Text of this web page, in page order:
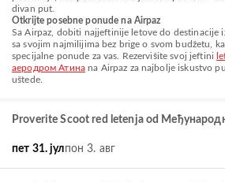
divan put.
Otkrijte posebne ponude na Airpaz
Sa Airpaz, dobiti najjeftinije letove do destinacije
sa svojim najmilijima bez brige o svom budžetu,
specijalne ponude za vas. Rezervišite svoj jeftini
аеродром Атинаna Airpaz za najbolje iskustvo
uštede.
Proverite Scoot red letenja od
пет 31. јулпон 3. авг